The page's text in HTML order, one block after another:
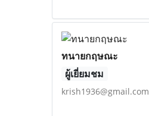
ทนายกฤษณะ
ผู้เยี่ยมชม
krish1936@gmail.com